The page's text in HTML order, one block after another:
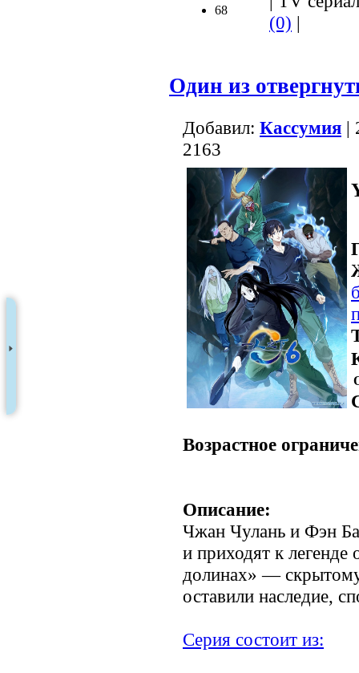
68
(0) |
Один из
Добавил: Кассумия |
2163
Возрастное
Описание:
Чжан Чулань и Фэн
и приходят к легенде
долинах» — скрытому
оставили наследие,
Серия состоит из: